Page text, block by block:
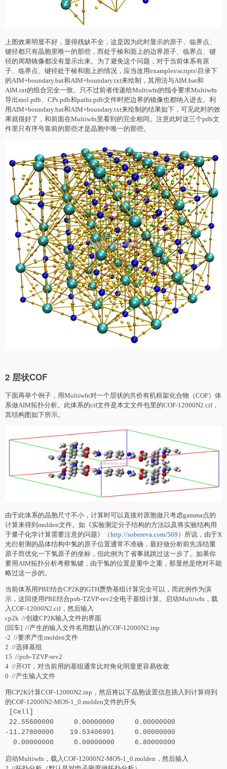
上图效果明显不好，显得残缺不全，这是因为此时显示的原子、临界点、
键径都只有晶胞里唯一的那些，而处于棱和面上的边界原子、临界点、键
径的周期镜像都没有显示出来。为了避免这个问题，对于当前体系有原
子、临界点、键径处于棱和面上的情况，应当改用examples\scripts\目录下
的AIM+boundary.bat和AIM+boundary.txt来绘制，其用法与AIM.bat和
AIM.txt的组合完全一致。只不过前者传递给Multiwfn的指令要求Multiwfn
导出mol.pdb、CPs.pdb和paths.pdb文件时把边界的镜像也都纳入进去。利
用AIM+boundary.bat和AIM+boundary.txt来绘制的结果如下，可见此时的效
果就很好了，和前面在Multiwfn里看到的完全相同。注意此时这三个pdb文
件里只有序号靠前的那些才是晶胞中唯一的那些。
2 层状COF
下面再举个例子，用Multiwfn对一个层状的共价有机框架化合物（COF）体
系做AIM拓扑分析。此体系的cif文件是本文文件包里的COF-12000N2.cif，
其结构图如下所示。
由于此体系的晶胞尺寸不小，计算时可以直接对原胞做只考虑gamma点的
计算来得到molden文件。如《实验测定分子结构的方法以及将实验结构用
于量子化学计算需要注意的问题》（http://sobereva.com/569 ）所说，由于X
光衍射测的晶体结构中氢的原子位置通常不准确，最好做分析前先冻结重
原子而优化一下氢原子的坐标，但此例为了省事就跳过这一步了。如果你
要用AIM拓扑分析考察氢键，由于氢的位置是重中之重，那显然是绝对不能
略过这一步的。
当前体系用PBE结合CP2K的GTH赝势基组计算完全可以，而此例作为演
示，这回使用PBE结合pob-TZVP-rev2全电子基组计算。启动Multiwfn，载
入COF-12000N2.cif，然后输入
cp2k //创建CP2K输入文件的界面
[回车] //产生的输入文件名用默认的COF-12000N2.inp
-2 //要求产生molden文件
2 //选择基组
15 //pob-TZVP-rev2
4 //开OT，对当前用的基组通常比对角化明显更容易收敛
0 //产生输入文件
用CP2K计算COF-12000N2.inp，然后将以下晶胞设置信息插入到计算得到
的COF-12000N2-MOS-1_0.molden文件的开头
[Cell]
22.55600000 0.00000000 0.00000000
-11.27800000 19.53406901 0.00000000
0.00000000 0.00000000 6.80000000
启动Multiwfn，载入COF-12000N2-MOS-1_0.molden，然后输入